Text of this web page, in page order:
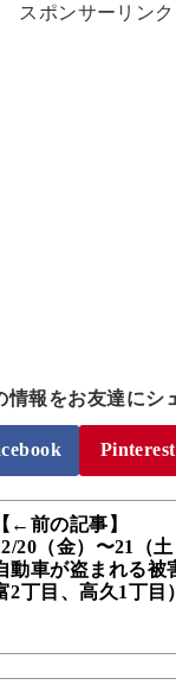
スポンサーリンク
情報をお友達にシ
Pinterest
【←前の記事】
20（金）〜21（
動車が盗まれる被
2丁目、高久1丁目）